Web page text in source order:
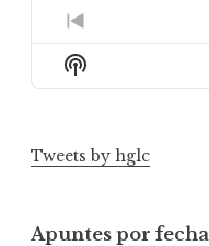
Previous
Episode
Show
Podcast
Tweets by hglc
Apuntes por fecha